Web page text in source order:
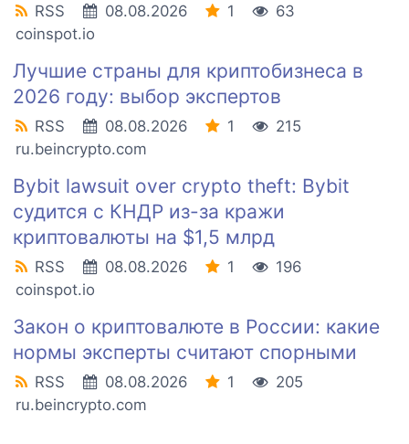
RSS 08.08.2026 1
63
coinspot.io
Лучшие страны для криптобизнеса в
2026 году: выбор экспертов
RSS 08.08.2026 1
215
ru.beincrypto.com
Bybit lawsuit over crypto theft: Bybit
судится с КНДР из-за кражи
криптовалюты на $1,5 млрд
RSS 08.08.2026 1
196
coinspot.io
Закон о криптовалюте в России: какие
нормы эксперты считают спорными
RSS 08.08.2026 1
205
ru.beincrypto.com